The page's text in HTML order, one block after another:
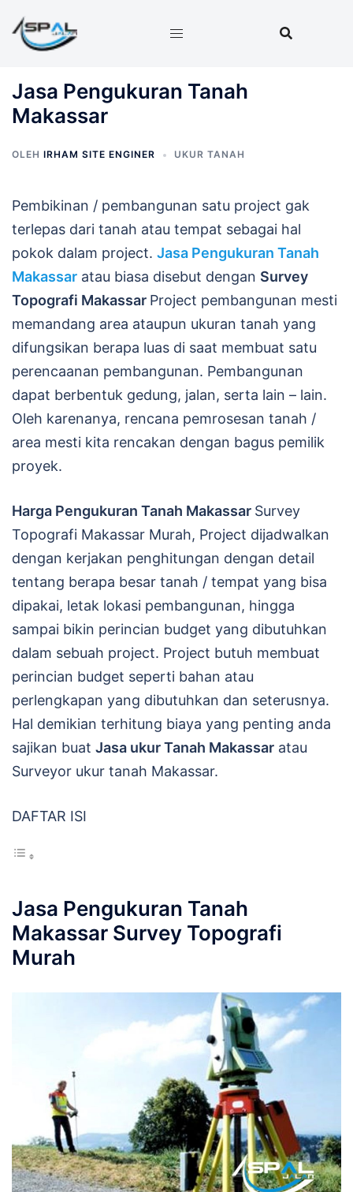
ke
Jasa Pengukuran Tanah
Makassar
OLEH IRHAM SITE ENGINER UKUR TANAH
Pembikinan / pembangunan satu project gak
terlepas dari tanah atau tempat sebagai hal
pokok dalam project. Jasa Pengukuran Tanah
Makassar atau biasa disebut dengan Survey
Topografi Makassar Project pembangunan mesti
memandang area ataupun ukuran tanah yang
difungsikan berapa luas di saat membuat satu
perencaanan pembangunan. Pembangunan
dapat berbentuk gedung, jalan, serta lain – lain.
Oleh karenanya, rencana pemrosesan tanah /
area mesti kita rencakan dengan bagus pemilik
proyek.
Harga Pengukuran Tanah Makassar Survey
Topografi Makassar Murah, Project dijadwalkan
dengan kerjakan penghitungan dengan detail
tentang berapa besar tanah / tempat yang bisa
dipakai, letak lokasi pembangunan, hingga
sampai bikin perincian budget yang dibutuhkan
dalam sebuah project. Project butuh membuat
perincian budget seperti bahan atau
perlengkapan yang dibutuhkan dan seterusnya.
Hal demikian terhitung biaya yang penting anda
sajikan buat Jasa ukur Tanah Makassar atau
Surveyor ukur tanah Makassar.
DAFTAR ISI
Jasa Pengukuran Tanah
Makassar Survey Topografi
Murah